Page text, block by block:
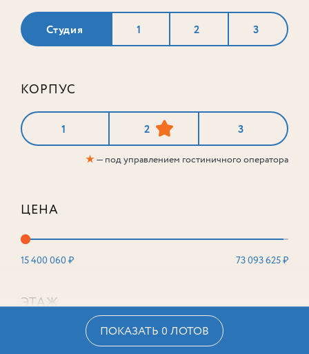
Студия 1 2 3
КОРПУС
1 2 3
★— под управлением гостиничного оператора
ЦЕНА
15 400 060 ₽ 73 093 625 ₽
ЭТАЖ
ПОКАЗАТЬ 0 ЛОТОВ